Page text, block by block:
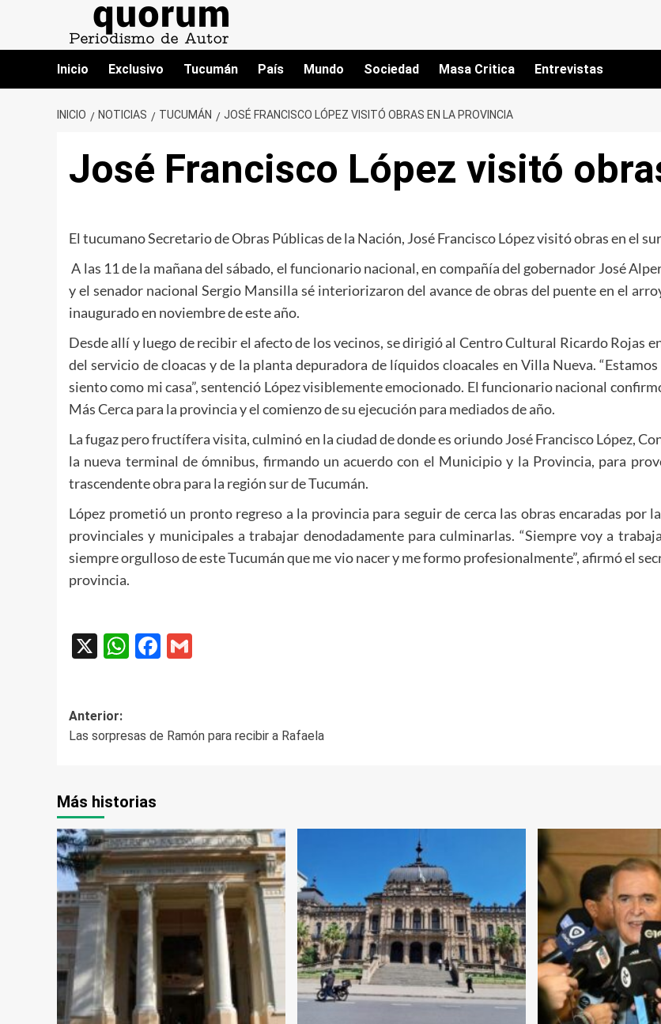
contenido
Inicio
Exclusivo Tucumán País Mundo Sociedad Masa Critica Entrevistas
INICIO NOTICIAS TUCUMÁN JOSÉ FRANCISCO LÓPEZ VISITÓ OBRAS EN LA PROVINCIA
José Francisco López visitó
El tucumano Secretario de Obras Públicas de la Nación, José Francisco López visitó obras en el
A las 11 de la mañana del sábado, el funcionario nacional, en compañía del gobernador José
y el senador nacional Sergio Mansilla sé interiorizaron del avance de obras del puente en el
inaugurado en noviembre de este año.
Desde allí y luego de recibir el afecto de los vecinos, se dirigió al Centro Cultural Ricardo Rojas
del servicio de cloacas y de la planta depuradora de líquidos cloacales en Villa Nueva.
siento como mi casa”, sentenció López visiblemente emocionado. El funcionario nacional
Más Cerca para la provincia y el comienzo de su ejecución para mediados de año.
La fugaz pero fructífera visita, culminó en la ciudad de donde es oriundo José Francisco López,
la nueva terminal de ómnibus, firmando un acuerdo con el Municipio y la Provincia, para
trascendente obra para la región sur de Tucumán.
López prometió un pronto regreso a la provincia para seguir de cerca las obras encaradas por
provinciales y municipales a trabajar denodadamente para culminarlas. “Siempre voy a
siempre orgulloso de este Tucumán que me vio nacer y me formo profesionalmente”, afirmó el
provincia.
X WhatsApp
Facebook
Navegación
de
Anterior:
Las sorpresas de Ramón para recibir a Rafaela
Más historias